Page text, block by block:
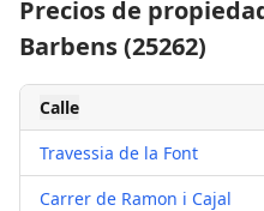
Precios de
Barbens (25262)
Calle
Travessia de la Font
Carrer de Ramon i Cajal